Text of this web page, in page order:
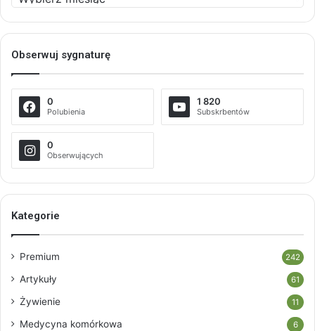
Obserwuj sygnaturę
0
Polubienia
1 820
Subskrbentów
0
Obserwujących
Kategorie
Premium 242
Artykuły 61
Żywienie 11
Medycyna komórkowa 6